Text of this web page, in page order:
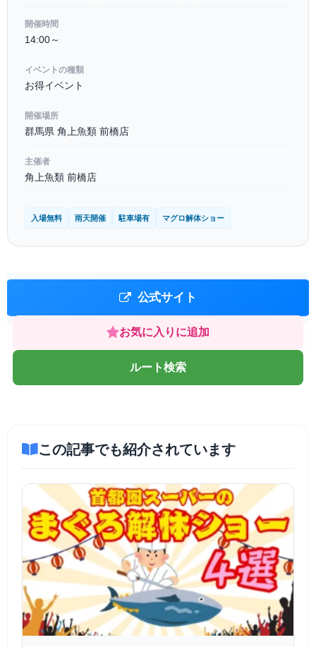
開催時間
14:00～
イベントの種類
お得イベント
開催場所
群馬県 角上魚類 前橋店
主催者
角上魚類 前橋店
入場無料 雨天開催 駐車場有 マグロ解体ショー
公式サイト
お気に入りに追加
ルート検索
この記事でも紹介されています